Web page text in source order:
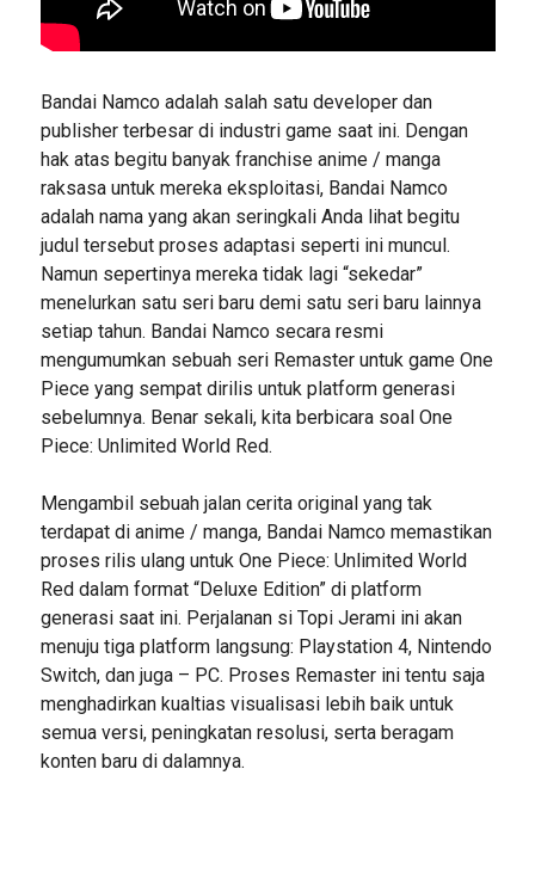
Bandai Namco adalah salah satu developer dan
publisher terbesar di industri game saat ini. Dengan
hak atas begitu banyak franchise anime / manga
raksasa untuk mereka eksploitasi, Bandai Namco
adalah nama yang akan seringkali Anda lihat begitu
judul tersebut proses adaptasi seperti ini muncul.
Namun sepertinya mereka tidak lagi “sekedar”
menelurkan satu seri baru demi satu seri baru lainnya
setiap tahun. Bandai Namco secara resmi
mengumumkan sebuah seri Remaster untuk game One
Piece yang sempat dirilis untuk platform generasi
sebelumnya. Benar sekali, kita berbicara soal One
Piece: Unlimited World Red.
Mengambil sebuah jalan cerita original yang tak
terdapat di anime / manga, Bandai Namco memastikan
proses rilis ulang untuk One Piece: Unlimited World
Red dalam format “Deluxe Edition” di platform
generasi saat ini. Perjalanan si Topi Jerami ini akan
menuju tiga platform langsung: Playstation 4, Nintendo
Switch, dan juga – PC. Proses Remaster ini tentu saja
menghadirkan kualtias visualisasi lebih baik untuk
semua versi, peningkatan resolusi, serta beragam
konten baru di dalamnya.